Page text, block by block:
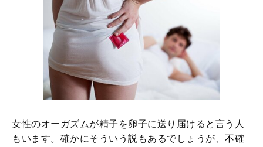
女性のオーガズムが精子を卵子に送り届けると言う人
もいます。確かにそういう説もあるでしょうが、不確